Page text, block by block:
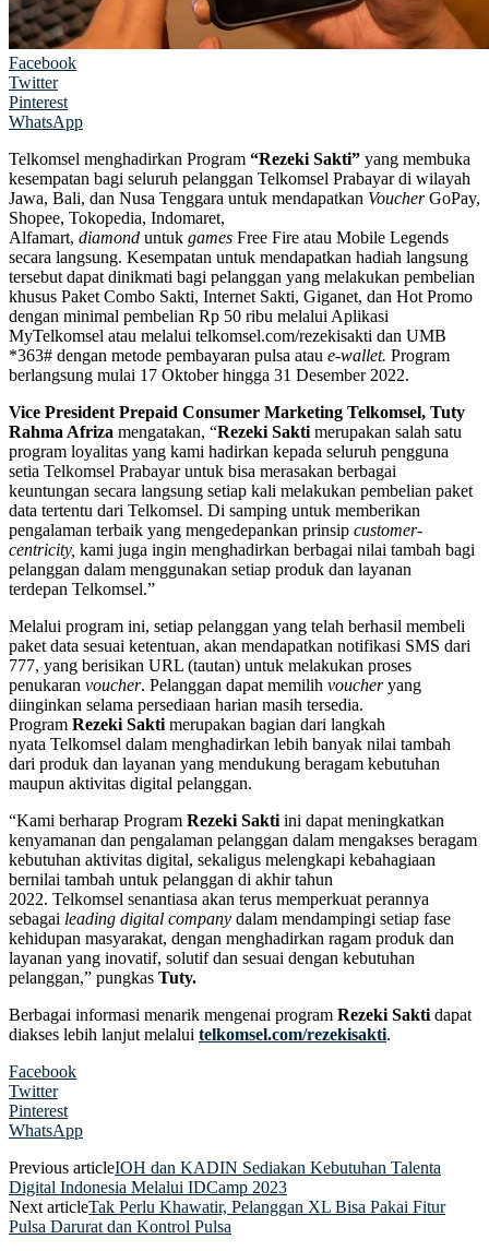
Facebook
Twitter
Pinterest
WhatsApp
Telkomsel menghadirkan Program “Rezeki Sakti” yang membuka
kesempatan bagi seluruh pelanggan Telkomsel Prabayar di wilayah
Jawa, Bali, dan Nusa Tenggara untuk mendapatkan VoucherGoPay,
Shopee, Tokopedia, Indomaret,
Alfamart, diamond untuk games Free Fire atau Mobile Legends
secara langsung. Kesempatan untuk mendapatkan hadiah langsung
tersebut dapat dinikmati bagi pelanggan yang melakukan pembelian
khusus Paket Combo Sakti, Internet Sakti, Giganet, dan Hot Promo
dengan minimal pembelian Rp 50 ribu melalui Aplikasi
MyTelkomsel atau melalui telkomsel.com/rezekisakti dan UMB
*363# dengan metode pembayaran pulsa atau e-wallet. Program
berlangsung mulai 17 Oktober hingga 31 Desember 2022.
Vice President Prepaid Consumer Marketing Telkomsel, Tuty
Rahma Afriza mengatakan, “Rezeki Sakti merupakan salah satu
program loyalitas yang kami hadirkan kepada seluruh pengguna
setia Telkomsel Prabayar untuk bisa merasakan berbagai
keuntungan secara langsung setiap kali melakukan pembelian paket
data tertentu dari Telkomsel. Di samping untuk memberikan
pengalaman terbaik yang mengedepankan prinsip customer-
centricity, kami juga ingin menghadirkan berbagai nilai tambah bagi
pelanggan dalam menggunakan setiap produk dan layanan
terdepan Telkomsel.”
Melalui program ini, setiap pelanggan yang telah berhasil membeli
paket data sesuai ketentuan, akan mendapatkan notifikasi SMS dari
777, yang berisikan URL (tautan) untuk melakukan proses
penukaran voucher. Pelanggan dapat memilih voucheryang
diinginkan selama persediaan harian masih tersedia.
Program Rezeki Sakti merupakan bagian dari langkah
nyata Telkomsel dalam menghadirkan lebih banyak nilai tambah
dari produk dan layanan yang mendukung beragam kebutuhan
maupun aktivitas digital pelanggan.
“Kami berharap Program Rezeki Sakti ini dapat meningkatkan
kenyamanan dan pengalaman pelanggan dalam mengakses beragam
kebutuhan aktivitas digital, sekaligus melengkapi kebahagiaan
bernilai tambah untuk pelanggan di akhir tahun
2022. Telkomsel senantiasa akan terus memperkuat perannya
sebagai leading digital company dalam mendampingi setiap fase
kehidupan masyarakat, dengan menghadirkan ragam produk dan
layanan yang inovatif, solutif dan sesuai dengan kebutuhan
pelanggan,” pungkas Tuty.
Berbagai informasi menarik mengenai program Rezeki Sakti dapat
diakses lebih lanjut melalui telkomsel.com/rezekisakti.
Facebook
Twitter
Pinterest
WhatsApp
Previous articleIOH dan KADIN Sediakan Kebutuhan Talenta
Digital Indonesia Melalui IDCamp 2023
Next articleTak Perlu Khawatir, Pelanggan XL Bisa Pakai Fitur
Pulsa Darurat dan Kontrol Pulsa